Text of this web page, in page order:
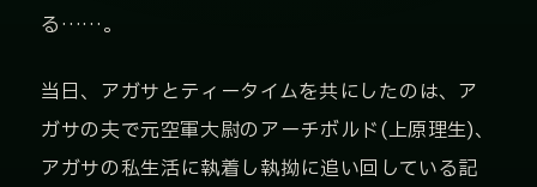
る……。
当日、アガサとティータイムを共にしたのは、ア
ガサの夫で元空軍大尉のアーチボルド(上原理生)、
アガサの私生活に執着し執拗に追い回している記